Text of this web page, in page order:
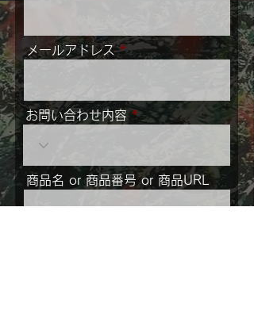
メールアドレス
お問い合わせ内容
商品名 or 商品番号 or 商品URL